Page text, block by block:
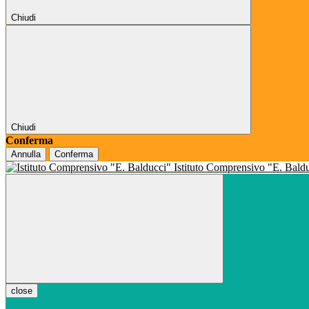
Chiudi
Chiudi
Conferma
Annulla Conferma
Istituto Comprensivo "E.
close